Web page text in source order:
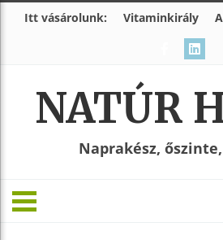
Itt vásárolunk: Vitaminkirály
NATÚR
Naprakész,